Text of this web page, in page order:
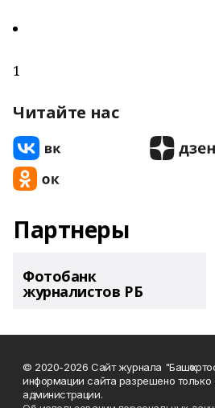
1
Читайте нас
Партнеры
Фотобанк
журналистов РБ
© 2020-2026 Сайт журнала
информации сайта разрешено только
администрации.